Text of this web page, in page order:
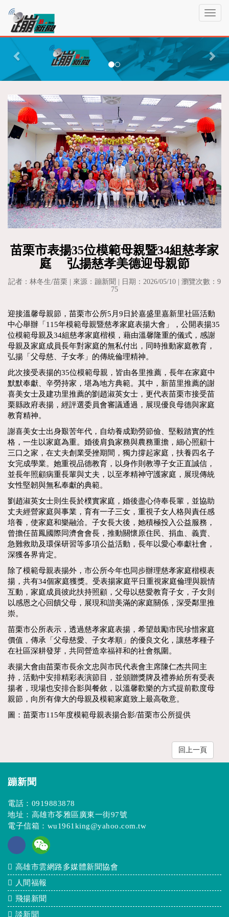
T
g
l
e
i
g
a
t
n
蹦
新
聞P
r
v
i
o
u
s
N
e
x
t
苗栗市表揚35位模範母親暨34組慈孝家
庭 弘揚慈孝美德迎母親節
記者：林冬生/苗栗 | 來源：蹦新聞 | 日期：2026/05/10 | 瀏覽次數：9
75
迎接溫馨母親節，苗栗市公所5月9日於嘉盛里嘉新里社區活動
中心舉辦「115年模範母親暨慈孝家庭表揚大會」，公開表揚35
位模範母親及34組慈孝家庭楷模，藉由溫馨隆重的儀式，感謝
母親及家庭成員長年對家庭的無私付出，同時推動家庭教育，
弘揚「父母慈、子女孝」的傳統倫理精神。
此次接受表揚的35位模範母親，皆由各里推薦，長年在家庭中
默默奉獻、辛勞持家，堪為地方典範。其中，新苗里推薦的謝
喜美女士及建功里推薦的劉趙淑英女士，更代表苗栗市接受苗
栗縣政府表揚，經評選委員會審議通過，展現優良母德與家庭
教育精神。
謝喜美女士出身艱苦年代，自幼養成勤勞節儉、堅毅踏實的性
格，一生以家庭為重。婚後肩負家務與農務重擔，細心照顧十
三口之家，在丈夫創業受挫期間，獨力撐起家庭，扶養四名子
女完成學業。她重視品德教育，以身作則教導子女正直誠信，
並長年照顧病重長輩與丈夫，以至孝精神守護家庭，展現傳統
女性堅韌與無私奉獻的典範。
劉趙淑英女士則生長於樸實家庭，婚後盡心侍奉長輩，並協助
丈夫經營家庭與事業，育有一子三女，重視子女人格與責任感
培養，使家庭和樂融洽。子女長大後，她積極投入公益服務，
曾擔任苗鳳國際同濟會會長，推動關懷原住民、捐血、義賣、
急難救助及環保研習等多項公益活動，長年以愛心奉獻社會，
深獲各界肯定。
除了模範母親表揚外，市公所今年也同步辦理慈孝家庭楷模表
揚，共有34個家庭獲獎。受表揚家庭平日重視家庭倫理與親情
互動，家庭成員彼此扶持照顧，父母以慈愛教育子女，子女則
以感恩之心回饋父母，展現和諧美滿的家庭關係，深受鄰里推
崇。
苗栗市公所表示，透過慈孝家庭表揚，希望鼓勵市民珍惜家庭
價值，傳承「父母慈愛、子女孝順」的優良文化，讓慈孝種子
在社區深耕發芽，共同營造幸福祥和的社會氛圍。
表揚大會由苗栗市長余文忠與市民代表會主席陳仁杰共同主
持，活動中安排精彩表演節目，並頒贈獎牌及禮券給所有受表
揚者，現場也安排合影與餐敘，以溫馨歡樂的方式提前歡度母
親節，向所有偉大的母親及模範家庭致上最高敬意。
圖：苗栗市115年度模範母親表揚合影/苗栗市公所提供
回上一頁
蹦新聞
電話： 0919883878
地址：高雄市苓雅區廣東一街97號
電子信箱： wu1961king@yahoo.com.tw
高雄市雲網路多媒體新聞協會
人間福報
飛揚新聞
談新聞